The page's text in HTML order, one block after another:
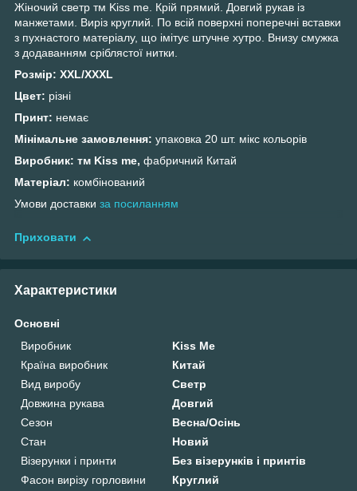
Жіночий светр тм Kiss me. Крій прямий. Довгий рукав із
манжетами. Виріз круглий. По всій поверхні поперечні вставки
з пухнастого матеріалу, що імітує штучне хутро. Внизу смужка
з додаванням сріблястої нитки.
Розмір: XXL/XXXL
Цвет: різні
Принт: немає
Мінімальне замовлення: упаковка 20 шт. мікс кольорів
Виробник: тм Kiss me, фабричний Китай
Матеріал: комбінований
Умови доставки за посиланням
Приховати
Характеристики
Основні
Виробник
Kiss Me
Країна виробник
Китай
Вид виробу
Светр
Довжина рукава
Довгий
Сезон
Весна/Осінь
Стан
Новий
Візерунки і принти
Без візерунків і принтів
Фасон вирізу горловини
Круглий